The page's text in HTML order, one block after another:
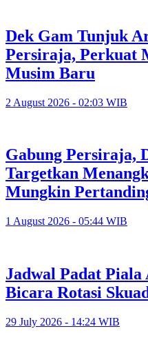
Dek Gam Tunjuk
Persiraja, Perkuat
Musim Baru
2 August 2026 - 02:03 WIB
Gabung Persiraja,
Targetkan
Mungkin
1 August 2026 - 05:44 WIB
Jadwal Padat
Bicara Rotasi
29 July 2026 - 14:24 WIB